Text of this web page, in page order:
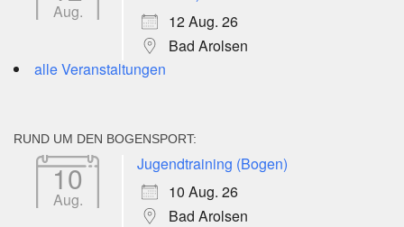
Aug.
12 Aug. 26
Bad Arolsen
alle Veranstaltungen
RUND UM DEN BOGENSPORT:
10
Aug.
Jugendtraining (Bogen)
10 Aug. 26
Bad Arolsen